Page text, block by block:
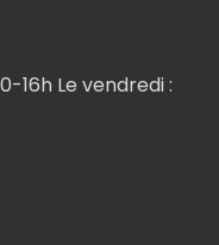
16h Le vendredi :